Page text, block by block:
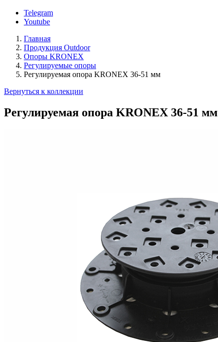
Telegram
Youtube
Главная
Продукция Outdoor
Опоры KRONEX
Регулируемые опоры
Регулируемая опора KRONEX 36-51 мм
Вернуться к коллекции
Регулируемая опора KRONEX 36-51 мм